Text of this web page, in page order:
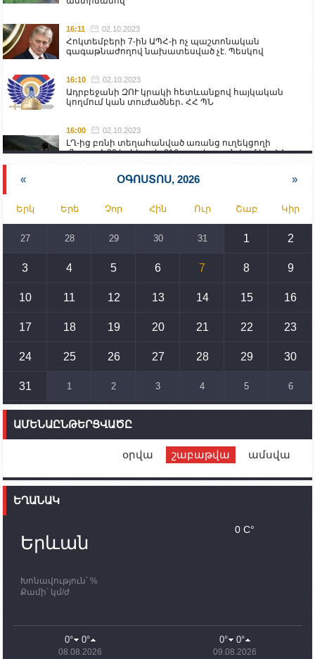
16:11 02.10.2023
Հոկտեմբերի 7-ին ԱՊՀ-ի ոչ պաշտոնական
գագաթնաժողով նախատեսված չէ. Պեսկով
16:10 02.10.2023
Ադրբեջանի ԶՈՒ կրակի հետևանքով հայկական
կողմում կան տուժածներ․ ՀՀ ՊՆ
16:00 02.10.2023
ԼՂ-ից բռնի տեղահանված առանց ուղեկցողի
մնացած 20 երեխա և 216 տարեց գտնվում են ՀՀ
Իրանը կողմ է տարածաշրջանի համար շահավետ
տրանսպորտային հաղորդակցությունների
զարգացմանը, սակայն ոչ՝ միջազգային
սահմանների փոփոխությանը
15:10 02.10.2023
սպառնալիքները կասեցնելու համար. իսպանացի
պատգամավորը Գորիսում է
14:54 02.10.2023
տեղակայված հայկական դիրքերի անձնակազմի
համար սնունդ տեղափոխող մեքենայի
ունեն. կիպրոսցի խորհրդարանականը՝ Ալեն
Ֆրանսիայի ԱԳ նախարարը կայցելի Հայաստան
պատասխանատուներ կմնան ԼՂ-ում՝ մինչև
որոնողափրկարարական աշխատանքների
11:03
ՄԱԿ-ի առաքելությունը շատ, շատ, շատ օգտակար
Ադրբեջանի փոխվարչապետն այսօր կմեկնի
Ստեփանակերտ
« ՕԳՈՍՏՈՍ, 2026 »
Երկ Երե Չոր Հին Ուր Շաբ Կիր
27 28 29 30 31 1 2
3 4 5 6 7 8 9
10 11 12 13 14 15 16
17 18 19 20 21 22 23
24 25 26 27 28 29 30
31 1 2 3 4 5 6
ԱՄԵՆԱԸՆԹԵՐՑՎԱԾԸ
օրվա շաբաթվա ամսվա
ԵՂԱՆԱԿ
Երևան
Խոնավություն՝ %
Քամի՝ կմ/ժ
0 C°
0° 0°
08.08.2026
0° 0°
09.08.2026